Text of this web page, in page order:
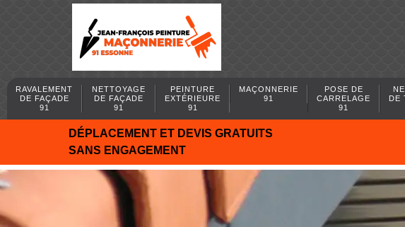
RAVALEMENT
DE FAÇADE
91
NETTOYAGE
DE FAÇADE
91
PEINTURE
EXTÉRIEURE
91
MAÇONNERIE
91
POSE DE
CARRELAGE
91
DE
DÉPLACEMENT ET DEVIS GRATUITS
SANS ENGAGEMENT